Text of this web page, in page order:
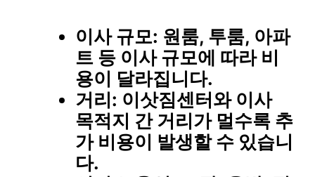
이사 규모: 원룸, 투룸, 아파
트 등 이사 규모에 따라 비
용이 달라집니다.
거리: 이삿짐센터와 이사
목적지 간 거리가 멀수록 추
가 비용이 발생할 수 있습니
다.